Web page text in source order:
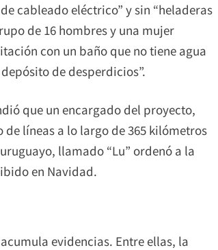
cableado eléctrico” y sin “heladeras
de 16 hombres y una mujer
con un baño que no tiene agua
de desperdicios”.
que un encargado del proyecto,
líneas a lo largo de 365 kilómetros
llamado “Lu” ordenó a la
en Navidad.
evidencias. Entre ellas, la